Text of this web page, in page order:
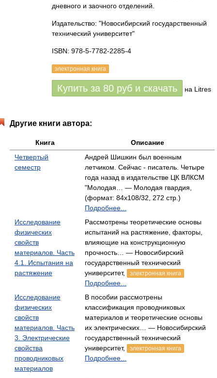
дневного и заочного отделений.
Издательство: "Новосибирский государственный
технический университет"
ISBN: 978-5-7782-2285-4
электронная книга
Купить за 80 руб и скачать на Litres
Другие книги автора:
Книга
Описание
Четвертый
семестр
Андрей Шишкин был военным
летчиком. Сейчас - писатель. Четыре
года назад в издательстве ЦК ВЛКСМ
"Молодая… — Молодая гвардия,
(формат: 84x108/32, 272 стр.)
Подробнее...
Исследование
физических
свойств
материалов. Часть
4.1. Испытания на
растяжение
Рассмотрены теоретические основы
испытаний на растяжение, факторы,
влияющие на конструкционную
прочность… — Новосибирский
государственный технический
университет,
электронная книга
Подробнее...
Исследование
физических
свойств
материалов. Часть
3. Электрические
свойства
проводниковых
материалов
В пособии рассмотрены
классификация проводниковых
материалов и теоретические основы
их электрических… — Новосибирский
государственный технический
университет,
электронная книга
Подробнее...